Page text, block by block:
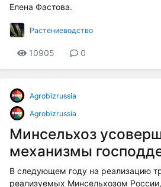
Елена Фастова.
Растениеводство
10905 0
Agrobizrussia
Agrobizrussia
Минсельхоз
механизмы
В следующем году на реализацию
реализуемых Минсельхозом